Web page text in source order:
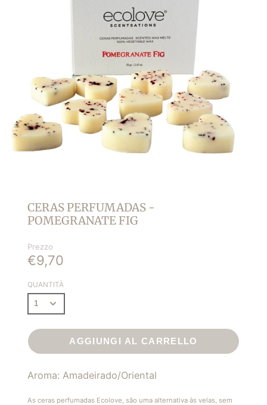
CERAS PERFUMADAS -
POMEGRANATE FIG
Prezzo
€9,70
QUANTITÀ
AGGIUNGI AL CARRELLO
Aroma: Amadeirado/Oriental
As ceras perfumadas Ecolove, são uma alternativa às velas, sem